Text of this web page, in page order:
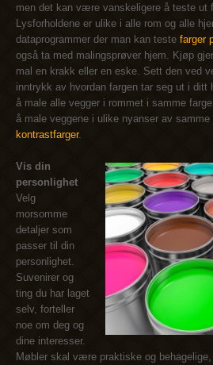
men det kan være vanskeligere å teste ut
Lysforholdene er ulike i alle rom og alle
dataprogrammer der man kan teste farger
også ta med malingsprøver hjem. Kjøp
mal en krakk eller en eske. Sett den ved
inntrykk av hvordan fargen tar seg ut i ditt
å male alle vegger i rommet i samme
å male veggene i ulike nyanser av samme
kontrastfarger.
Vis din
personlighet
Velg
morsomme
detaljer som
passer til din
personlighet.
Suvenirer og
ting du har laget
selv, forteller
noe om deg og
dine interesser.
Møbler skal være praktiske og